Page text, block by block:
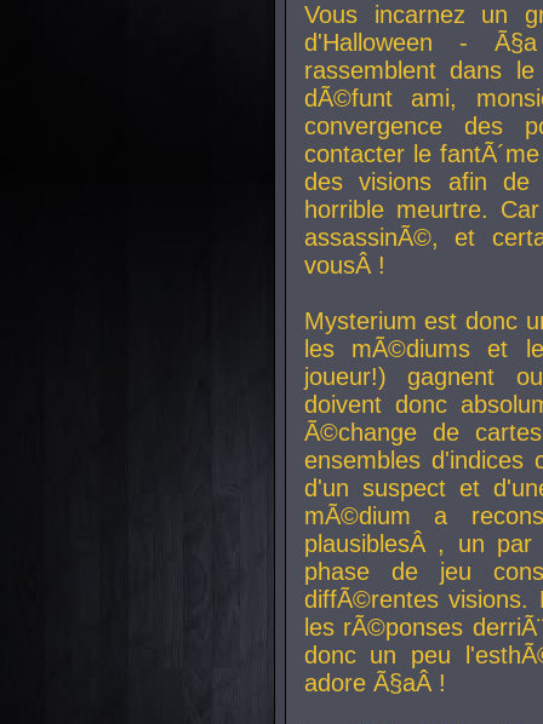
Vous incarnez un
d'Halloween -
rassemblent dans
dÃ©funt ami,
convergence des
contacter le
des visions afin
horrible meurtre.
assassinÃ©, et
vousÂ !
Mysterium est donc
les mÃ©diums et
joueur!) gagnent
doivent donc
Ã©change de
ensembles d'indices
d'un suspect et
mÃ©dium a
plausiblesÂ , un par
phase de jeu
diffÃ©rentes visions.
les rÃ©ponses
donc un peu
adore Ã§aÂ !